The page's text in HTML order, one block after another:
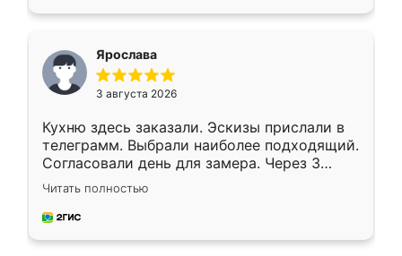
Ярослава
3 августа 2026
Кухню здесь заказали. Эскизы прислали в
телеграмм. Выбрали наиболее подходящий.
Согласовали день для замера. Через 3
недели кухня была уже готова. Остались
довольны работой. Спасибо Ренессанс
мебель за качественную работу!
Читать полностью